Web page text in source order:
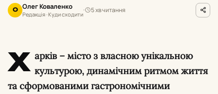
О Олег Коваленко
Редакція · Куди сходити
5 хв читання
Х арків – місто з власною унікальною
культурою, динамічним ритмом життя
та сформованими гастрономічними